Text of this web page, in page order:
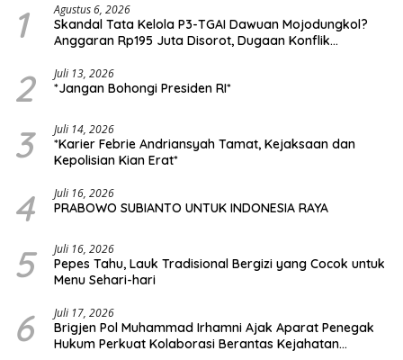
1 Agustus 6, 2026
Skandal Tata Kelola P3-TGAI Dawuan Mojodungkol?
Anggaran Rp195 Juta Disorot, Dugaan Konflik
2 Juli 13, 2026
*Jangan Bohongi Presiden RI*
3 Juli 14, 2026
*Karier Febrie Andriansyah Tamat, Kejaksaan dan
Kepolisian Kian Erat*
4 Juli 16, 2026
PRABOWO SUBIANTO UNTUK INDONESIA RAYA
5 Juli 16, 2026
Pepes Tahu, Lauk Tradisional Bergizi yang Cocok untuk
Menu Sehari-hari
6 Juli 17, 2026
Brigjen Pol Muhammad Irhamni Ajak Aparat Penegak
Hukum Perkuat Kolaborasi Berantas Kejahatan